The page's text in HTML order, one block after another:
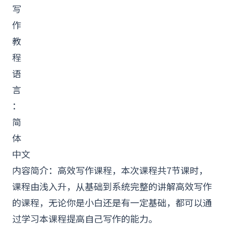
写
作
教
程
语
言
：
简
体
中文
内容简介：高效写作课程，本次课程共7节课时，
课程由浅入升，从基础到系统完整的讲解高效写作
的课程，无论你是小白还是有一定基础，都可以通
过学习本课程提高自己写作的能力。